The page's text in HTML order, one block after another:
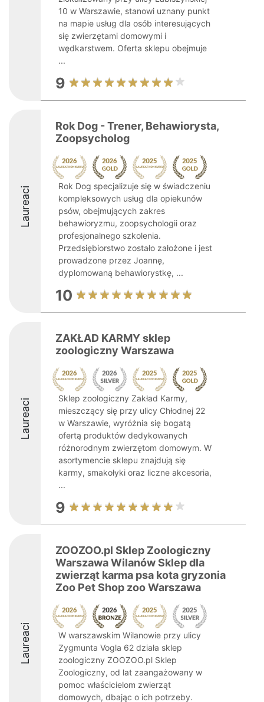
10 w Warszawie, stanowi uznany punkt
na mapie usług dla osób interesujących
się zwierzętami domowymi i
wędkarstwem. Oferta sklepu obejmuje
...
9
Laureaci
Rok Dog - Trener, Behawiorysta,
Zoopsycholog
Rok Dog specjalizuje się w świadczeniu
kompleksowych usług dla opiekunów
psów, obejmujących zakres
behawioryzmu, zoopsychologii oraz
profesjonalnego szkolenia.
Przedsiębiorstwo zostało założone i jest
prowadzone przez Joannę,
dyplomowaną behawiorystkę, ...
10
Laureaci
ZAKŁAD KARMY sklep
zoologiczny Warszawa
Sklep zoologiczny Zakład Karmy,
mieszczący się przy ulicy Chłodnej 22
w Warszawie, wyróżnia się bogatą
ofertą produktów dedykowanych
różnorodnym zwierzętom domowym. W
asortymencie sklepu znajdują się
karmy, smakołyki oraz liczne akcesoria,
...
9
Laureaci
ZOOZOO.pl Sklep Zoologiczny
Warszawa Wilanów Sklep dla
zwierząt karma psa kota gryzonia
Zoo Pet Shop zoo Warszawa
W warszawskim Wilanowie przy ulicy
Zygmunta Vogla 62 działa sklep
zoologiczny ZOOZOO.pl Sklep
Zoologiczny, od lat zaangażowany w
pomoc właścicielom zwierząt
domowych, dbając o ich potrzeby.